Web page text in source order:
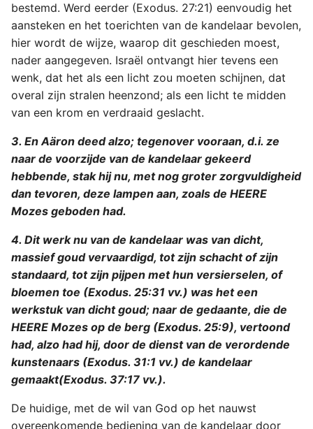
3 Johannes
Judas
Openbaring
bestemd. Werd eerder (Exodus. 27:21) eenvoudig het
aansteken en het toerichten van de kandelaar bevolen,
hier wordt de wijze, waarop dit geschieden moest,
nader aangegeven. Israël ontvangt hier tevens een
wenk, dat het als een licht zou moeten schijnen, dat
overal zijn stralen heenzond; als een licht te midden
van een krom en verdraaid geslacht.
3. En Aäron deed alzo; tegenover vooraan, d.i. ze
naar de voorzijde van de kandelaar gekeerd
hebbende, stak hij nu, met nog groter zorgvuldigheid
dan tevoren, deze lampen aan, zoals de HEERE
Mozes geboden had.
4. Dit werk nu van de kandelaar was van dicht,
massief goud vervaardigd, tot zijn schacht of zijn
standaard, tot zijn pijpen met hun versierselen, of
bloemen toe (Exodus. 25:31 vv.) was het een
werkstuk van dicht goud; naar de gedaante, die de
HEERE Mozes op de berg (Exodus. 25:9), vertoond
had, alzo had hij, door de dienst van de verordende
kunstenaars (Exodus. 31:1 vv.) de kandelaar
gemaakt(Exodus. 37:17 vv.).
De huidige, met de wil van God op het nauwst
overeenkomende bediening van de kandelaar door